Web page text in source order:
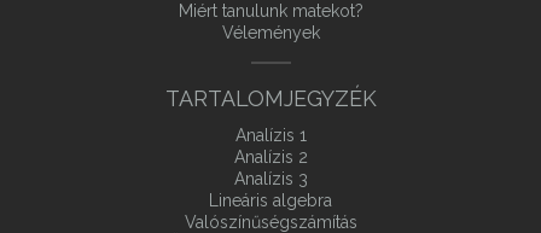
Miért tanulunk matekot?
Vélemények
TARTALOMJEGYZÉK
Analízis 1
Analízis 2
Analízis 3
Lineáris algebra
Valószínűségszámítás